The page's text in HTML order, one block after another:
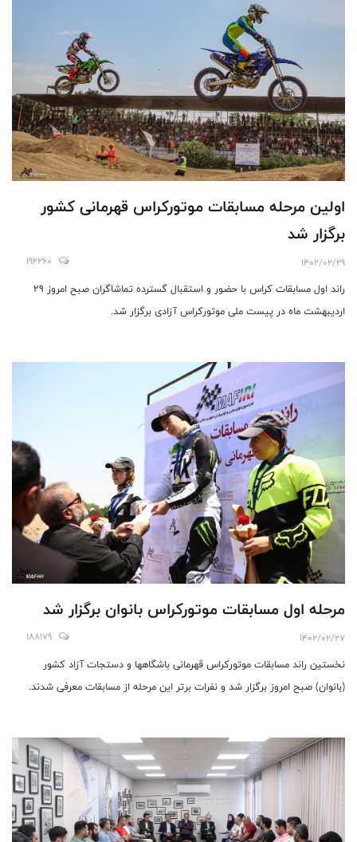
اولین مرحله مسابقات موتورکراس قهرمانی کشور
برگزار شد
1402/02/29
192260
راند اول مسابقات کراس با حضور و استقبال گسترده تماشاگران صبح امروز 29
اردیبهشت ماه در پیست ملی موتورکراس آزادی برگزار شد.
مرحله اول مسابقات موتورکراس بانوان برگزار شد
1402/02/27
188179
نخستین راند مسابقات موتورکراس قهرمانی باشگاهها و دستجات آزاد کشور
(بانوان) صبح امروز برگزار شد و نفرات برتر این مرحله از مسابقات معرفی شدند.